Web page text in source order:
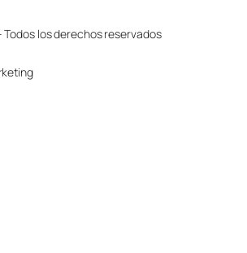
Todos los derechos reservados